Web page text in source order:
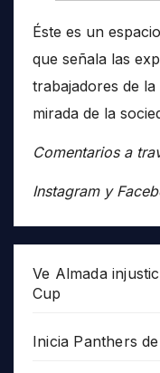
Éste es un
que señala las
trabajadores de
mirada de la
Comentarios a
Instagram y
Ve Almada
Cup
Inicia Panthers